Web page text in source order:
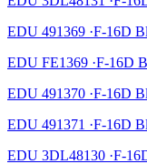
EDU 491369 ·F-16D
EDU FE1369 ·F-16D
EDU 491370 ·F-16D
EDU 491371 ·F-16D
EDU 3DL48130 ·F-